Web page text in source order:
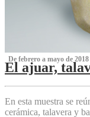
‌ De febrero a mayo de 2018
El ajuar,
‌
En esta muestra se
cerámica, talavera y